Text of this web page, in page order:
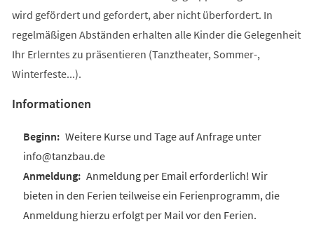
wird gefördert und gefordert, aber nicht überfordert. In
regelmäßigen Abständen erhalten alle Kinder die Gelegenheit
Ihr Erlerntes zu präsentieren (Tanztheater, Sommer-,
Winterfeste...).
Informationen
Weitere Kurse und Tage auf Anfrage unter
info@tanzbau.de
Anmeldung per Email erforderlich! Wir
bieten in den Ferien teilweise ein Ferienprogramm, die
Anmeldung hierzu erfolgt per Mail vor den Ferien.